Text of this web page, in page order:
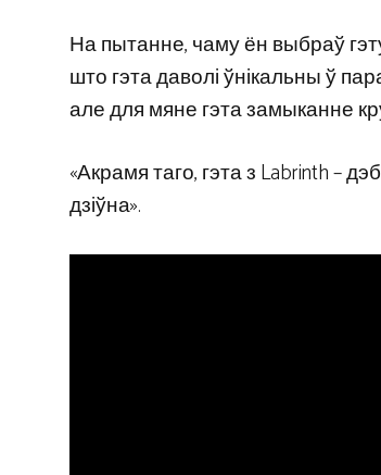
На пытанне, чаму ён выбраў
што гэта даволі ўнікальны ў
але для мяне гэта замыканне
«Акрамя таго, гэта з Labrinth –
дзіўна».